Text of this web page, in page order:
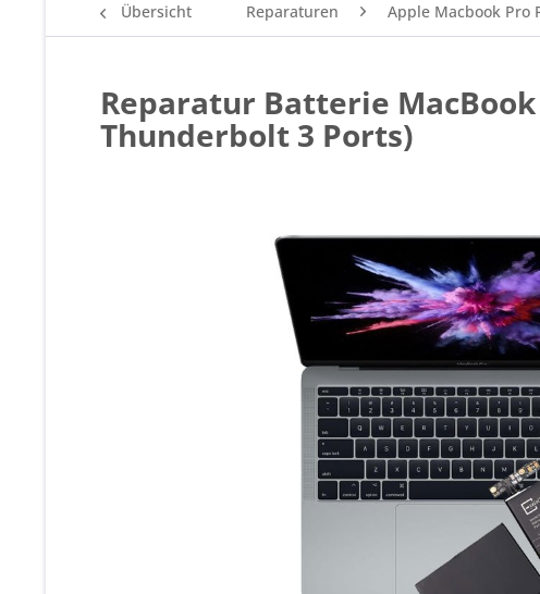
Übersicht Reparaturen Apple Macbook Pro
Reparatur Batterie MacBook
Thunderbolt 3 Ports)